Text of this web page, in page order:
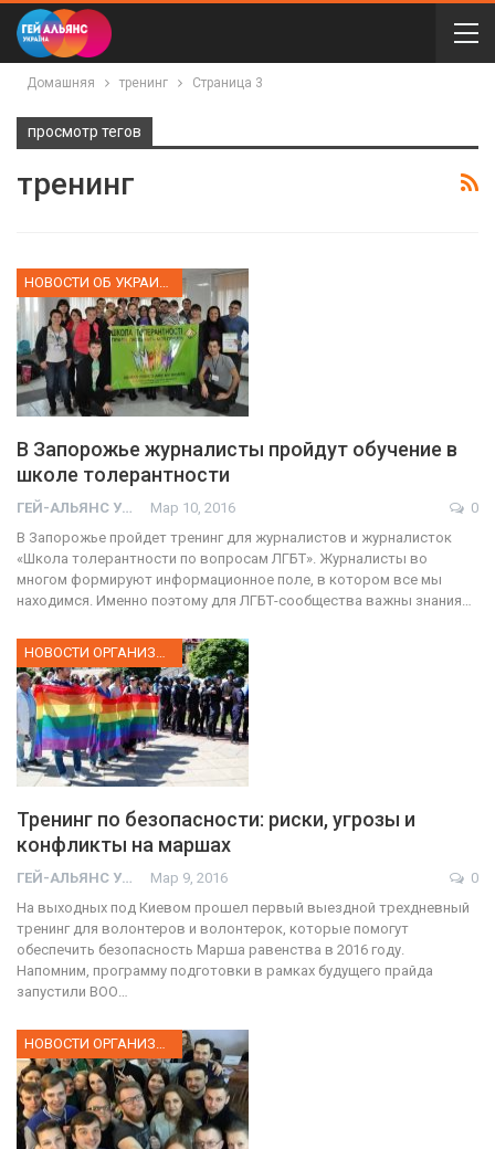
Домашняя тренинг Страница 3
просмотр тегов
тренинг
В Запорожье журналисты пройдут обучение в
школе толерантности
ГЕЙ-АЛЬЯНС УКРАИНА Мар 10, 2016
0
В Запорожье пройдет тренинг для журналистов и журналисток
«Школа толерантности по вопросам ЛГБТ». Журналисты во
многом формируют информационное поле, в котором все мы
находимся. Именно поэтому для ЛГБТ-сообщества важны знания…
НОВОСТИ ОРГАНИЗАЦИИ
Тренинг по безопасности: риски, угрозы и
конфликты на маршах
ГЕЙ-АЛЬЯНС УКРАИНА Мар 9, 2016
0
На выходных под Киевом прошел первый выездной трехдневный
тренинг для волонтеров и волонтерок, которые помогут
обеспечить безопасность Марша равенства в 2016 году.
Напомним, программу подготовки в рамках будущего прайда
запустили ВОО…
НОВОСТИ ОРГАНИЗАЦИИ